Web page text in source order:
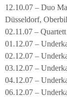
12.10.07 – Duo
Düsseldorf,
02.11.07 –
01.12.07 –
02.12.07 –
03.12.07 –
04.12.07 –
06.12.07 –